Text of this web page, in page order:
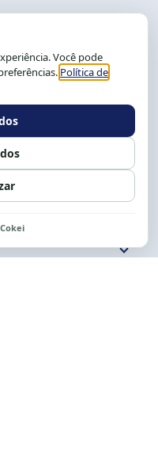
Graça
9 9239-2104 ou 2105
e 13 às 17h.
Fale conosco